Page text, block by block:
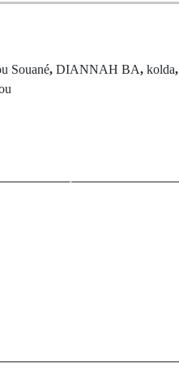
Souané, DIANNAH BA, kolda,